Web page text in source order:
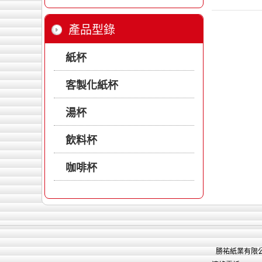
產品型錄
紙杯
客製化紙杯
湯杯
飲料杯
咖啡杯
勝祐紙業有限